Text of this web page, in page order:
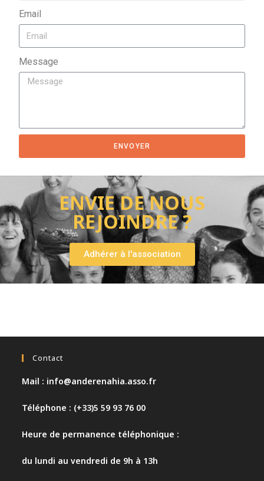
Email
Message
ENVOYER
ENVIE DE NOUS
REJOINDRE ?
Adhérer à l'association
Contact
Mail : info@anderenahia.asso.fr
Téléphone : (+33)5 59 93 76 00
Heure de permanence téléphonique :
du lundi au vendredi de 9h à 13h